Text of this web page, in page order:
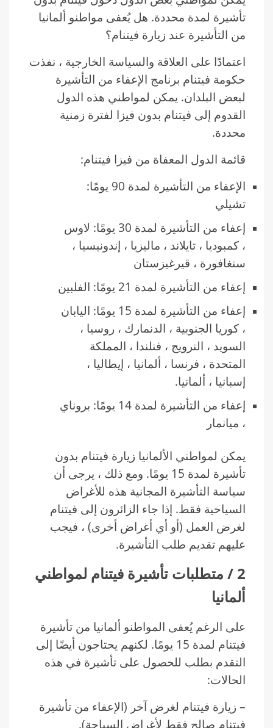
تأشيرة لمدة محددة. هل يُعفى مواطنو ألمانيا
من التأشيرة عند زيارة فيتنام؟
اعتمادًا على العلاقة والسياسة الخارجية ، نفذت
حكومة فيتنام برنامج الإعفاء من التأشيرة
لبعض البلدان. يمكن لمواطني هذه الدول
القدوم إلى فيتنام بدون فيزا لفترة زمنية
محددة.
قائمة الدول المعفاة من فيزا فيتنام:
الإعفاء من التأشيرة لمدة 90 يومًا:
تشيلي
إعفاء من التأشيرة لمدة 30 يومًا: لاوس
، كمبوديا ، تايلاند ، ماليزيا ، إندونيسيا ،
سنغافورة ، قيرغيزستان
إعفاء من التأشيرة لمدة 21 يومًا: الفلبين
إعفاء من التأشيرة لمدة 15 يومًا: اليابان
، كوريا الجنوبية ، الدنمارك ، روسيا ،
السويد ، النرويج ، فنلندا ، المملكة
المتحدة ، فرنسا ، ألمانيا ، إيطاليا ،
إسبانيا ، ألمانيا.
إعفاء من التأشيرة لمدة 14 يومًا: بروناي
، ميانمار
يمكن لمواطني الألمانيا زيارة فيتنام بدون
تأشيرة لمدة 15 يومًا. ومع ذلك ، يرجى أن
سياسة التأشيرة المجانية هذه للأغراض
السياحية فقط. إذا جاء الزائرون إلى فيتنام
لغرض العمل (أو أي أغراض أخرى) ، فيجب
عليهم تقديم طلب التأشيرة.
2 / متطلبات تأشيرة فيتنام لمواطني
ألمانيا
على الرغم يُعفى المواطنو ألمانيا من تأشيرة
فيتنام لمدة 15 يومًا. لكنهم يحتاجون أيضًا إلى
التقدم بطلب للحصول على تأشيرة في هذه
الحالات:
– زيارة فيتنام لغرض آخر (الإعفاء من تأشيرة
فيتنام صالح فقط لأغراض السياحة).